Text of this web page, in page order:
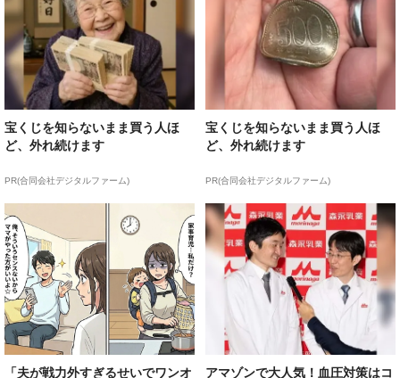
宝くじを知らないまま買う人ほ
ど、外れ続けます
PR(合同会社デジタルファーム)
宝くじを知らないまま買う人ほ
ど、外れ続けます
PR(合同会社デジタルファーム)
「夫が戦力外すぎるせいでワンオ
アマゾンで大人気！血圧対策はコ